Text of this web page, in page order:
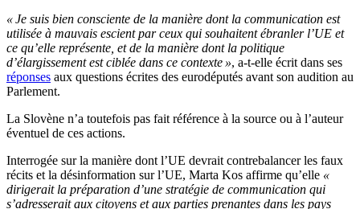
« Je suis bien consciente de la manière dont la communication est
utilisée à mauvais escient par ceux qui souhaitent ébranler l’UE et
ce qu’elle représente, et de la manière dont la politique
d’élargissement est ciblée dans ce contexte », a-t-elle écrit dans ses
réponses aux questions écrites des eurodéputés avant son audition au
Parlement.
La Slovène n’a toutefois pas fait référence à la source ou à l’auteur
éventuel de ces actions.
Interrogée sur la manière dont l’UE devrait contrebalancer les faux
récits et la désinformation sur l’UE, Marta Kos affirme qu’elle «
dirigerait la préparation d’une stratégie de communication qui
s’adresserait aux citoyens et aux parties prenantes dans les pays